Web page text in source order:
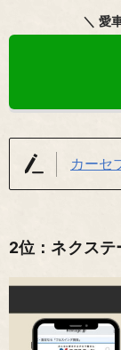
＼ 愛
カーセ
2位：ネクステ